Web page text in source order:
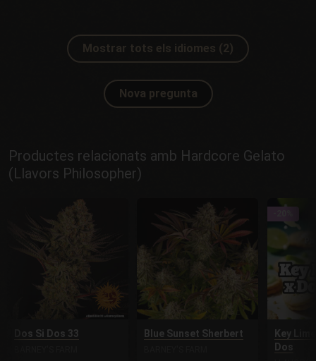
Mostrar tots els idiomes (2)
Nova pregunta
Productes relacionats amb Hardcore Gelato
(Llavors Philosopher)
Dos Si Dos 33 Blue Sunset Sherbert
Key
Dos